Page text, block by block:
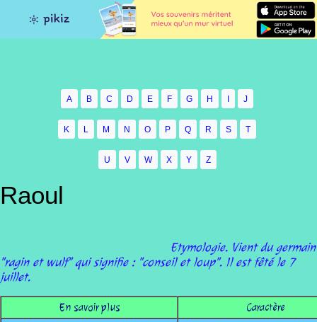
A B C D E F G H I J
K L M N O P Q R S T
U V W X Y Z
Raoul
Etymologie. Vient du germain
"ragin et wulf" qui signifie : "conseil et loup". Il est fêté le 7
juillet.
En savoir plus
Caractère